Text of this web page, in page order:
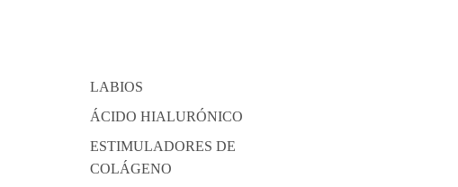
LABIOS
ÁCIDO HIALURÓNICO
ESTIMULADORES DE
COLÁGENO